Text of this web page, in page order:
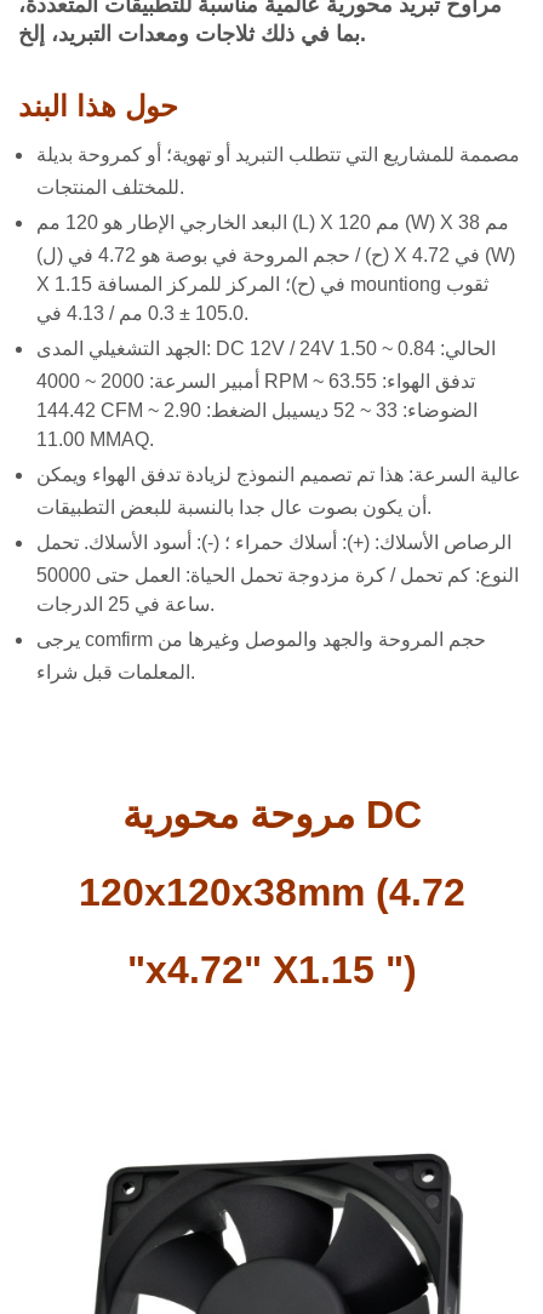
بما في ذلك ثلاجات ومعدات التبريد، إلخ.
حول هذا البند
مصممة للمشاريع التي تتطلب التبريد أو تهوية؛ أو كمروحة بديلة
للمختلف المنتجات.
البعد الخارجي الإطار هو 120 مم (L) X 120 مم (W) X 38 مم
(ح) / حجم المروحة في بوصة هو 4.72 في (ل) X 4.72 في (W)
X 1.15 في (ح)؛ المركز للمركز المسافة mountiong ثقوب
105.0 ± 0.3 مم / 4.13 في.
الجهد التشغيلي المدى: DC 12V / 24V الحالي: 0.84 ~ 1.50
أمبير السرعة: 2000 ~ 4000 RPM تدفق الهواء: 63.55 ~
144.42 CFM الضوضاء: 33 ~ 52 ديسيبل الضغط: 2.90 ~
11.00 MMAQ.
عالية السرعة: هذا تم تصميم النموذج لزيادة تدفق الهواء ويمكن
أن يكون بصوت عال جدا بالنسبة للبعض التطبيقات.
الرصاص الأسلاك: (+): أسلاك حمراء ؛ (-): أسود الأسلاك. تحمل
النوع: كم تحمل / كرة مزدوجة تحمل الحياة: العمل حتى 50000
ساعة في 25 الدرجات.
يرجى comfirm حجم المروحة والجهد والموصل وغيرها من
المعلمات قبل شراء.
مروحة محورية DC
120x120x38mm (4.72
"x4.72" X1.15 ")